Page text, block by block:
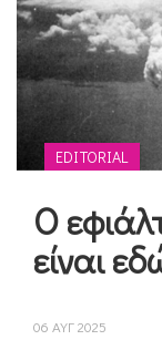
EDITORIAL
Ο
είναι
06 ΑΥΓ 2025